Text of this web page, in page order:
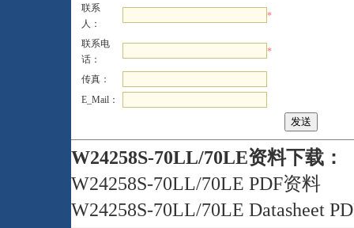
联系
人：
*
联系电
话：
*
传真：
E_Mail：
W24258S-70LL/70LE资料下载：
W24258S-70LL/70LE PDF资料
W24258S-70LL/70LE Datasheet